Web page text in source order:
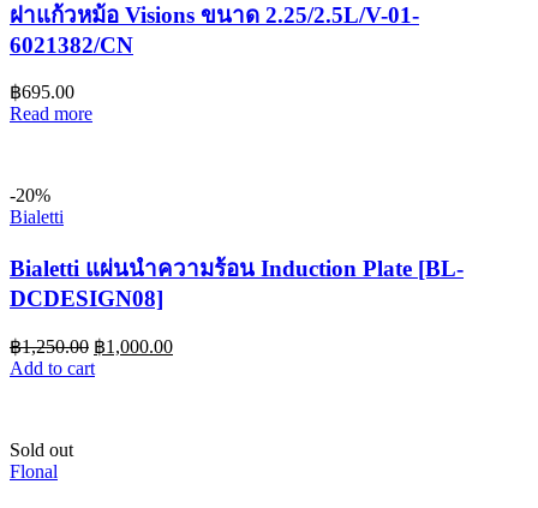
ฝาแก้วหม้อ Visions ขนาด 2.25/2.5L/V-01-
6021382/CN
฿695.00
Read more
-20%
Bialetti
Bialetti แผ่นนำความร้อน Induction Plate [BL-
DCDESIGN08]
฿1,250.00 ฿1,000.00
Add to cart
Sold out
Flonal